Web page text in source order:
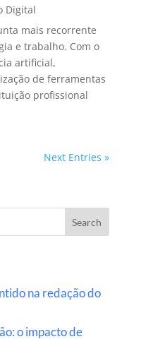
Digital
mais recorrente
e trabalho. Com o
artificial,
de ferramentas
profissional
Next Entries »
Search
na redação do
o impacto de